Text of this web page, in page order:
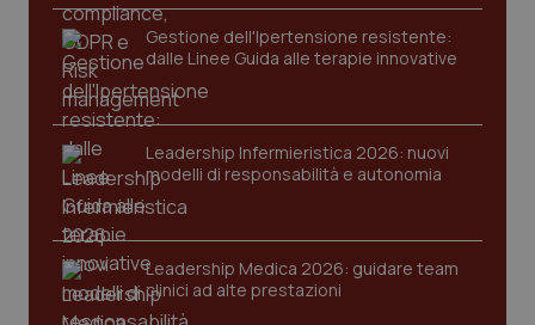
Gestione dell'Ipertensione resistente:
dalle Linee Guida alle terapie innovative
Leadership Infermieristica 2026: nuovi
modelli di responsabilità e autonomia
Leadership Medica 2026: guidare team
clinici ad alte prestazioni
CookieScriptConsent
CookieScript
www.quotidianosanita.it